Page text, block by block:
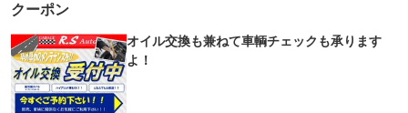
クーポン
オイル交換も兼ねて車輌チェックも承ります
よ！